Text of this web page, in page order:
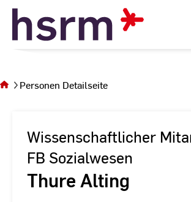
Skip
Content
sich auf
der SeitePersonen Detailseite
Wissenschaftlicher
FB Sozialwesen
Thure Alting